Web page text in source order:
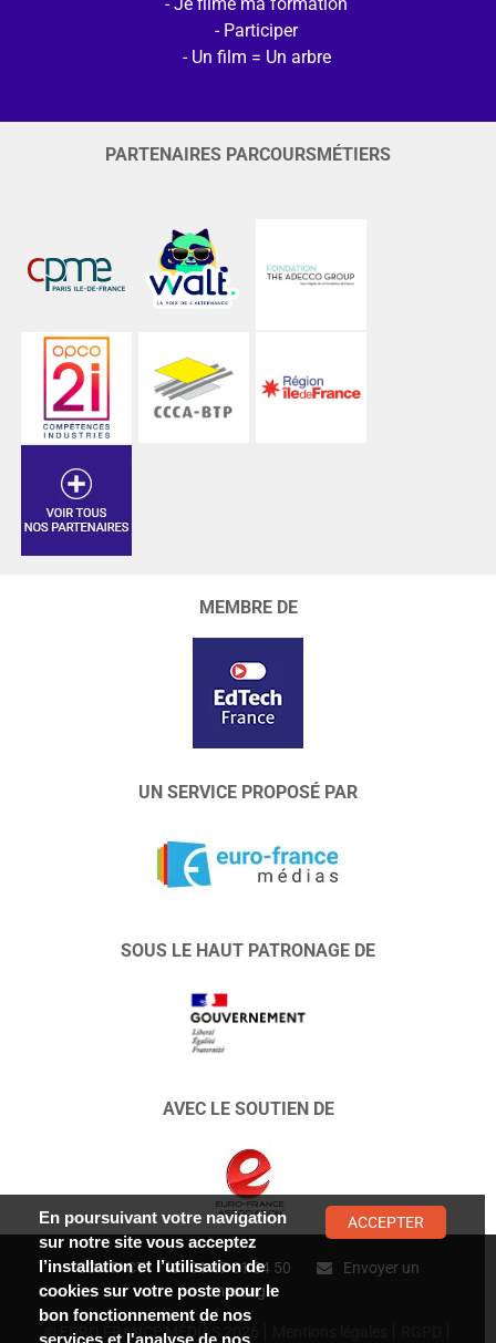
Participer
Un film = Un arbre
PARTENAIRES PARCOURSMÉTIERS
MEMBRE DE
UN SERVICE PROPOSÉ PAR
SOUS LE HAUT PATRONAGE DE
AVEC LE SOUTIEN DE
CONTACT : 01 47 01 34 50
Envoyer un
message
© EURO FRANCE MÉDIAS 2026
En poursuivant votre navigation
sur notre site vous acceptez
l’installation et l’utilisation de
cookies sur votre poste pour le
bon fonctionnement de nos
services et l'analyse de nos
ACCEPTER